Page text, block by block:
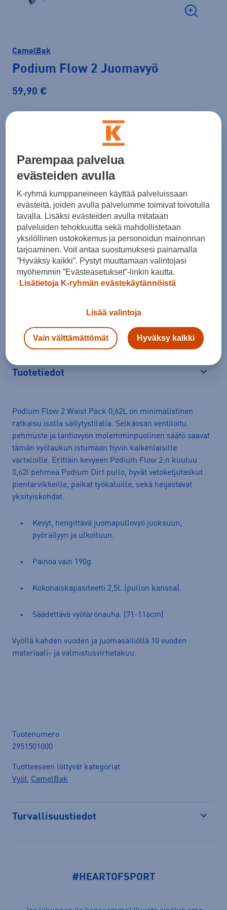
CamelBak
Podium Flow 2 Juomavyö
59,90 €
Lisää ostoskoriin
Arvioitu toimitusaika 1-3 arkipäivää.
Tilaus- ja toimituskulut
Erämaksulaskuri Avaa
Tuotetiedot
Podium Flow 2 Waist Pack 0,62L on minimalistinen
ratkaisu isolla säilytystilalla. Selkäosan ventiloitu
pehmuste ja lantiovyön molemminpuolinen säätö saavat
tämän vyölaukun istumaan hyvin kaikenlaisille
vartaloille. Erittäin kevyeen Podium Flow 2:n kuuluu
0,62l pehmeä Podium Dirt pullo, hyvät vetoketjutaskut
pientarvikkeille, paikat työkaluille, sekä heijastavat
yksityiskohdat.
Kevyt, hengittävä juomapullovyö juoksuun,
pyöräilyyn ja ulkoiluun.
Painoa vain 190g.
Kokonaiskapasiteetti 2,5L (pullon kanssa).
Säädettävä vyötärönauha. (71-116cm)
Vyöllä kahden vuoden ja juomasäiliöllä 10 vuoden
materiaali- ja valmistusvirhetakuu.
Tuotenumero
2951501000
Tuotteeseen liittyvät kategoriat
Vyöt, CamelBak
Turvallisuustiedot
#HEARTOFSPORT
Parempaa palvelua
evästeiden avulla
K-ryhmä kumppaneineen käyttää palveluissaan
evästeitä, joiden avulla palvelumme toimivat toivotulla
tavalla. Lisäksi evästeiden avulla mitataan
palveluiden tehokkuutta sekä mahdollistetaan
yksilöllinen ostokokemus ja personoidun mainonnan
tarjoaminen. Voit antaa suostumuksesi painamalla
”Hyväksy kaikki”. Pystyt muuttamaan valintojasi
myöhemmin ”Evästeasetukset”-linkin kautta.
Lisätietoja K-ryhmän evästekäytännöistä
Lisää valintoja
Vain välttämättömät Hyväksy kaikki